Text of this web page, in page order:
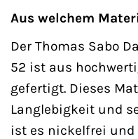
Aus welchem
Der Thomas Sabo
52 ist aus
gefertigt. Dieses
Langlebigkeit und
ist es nickelfrei